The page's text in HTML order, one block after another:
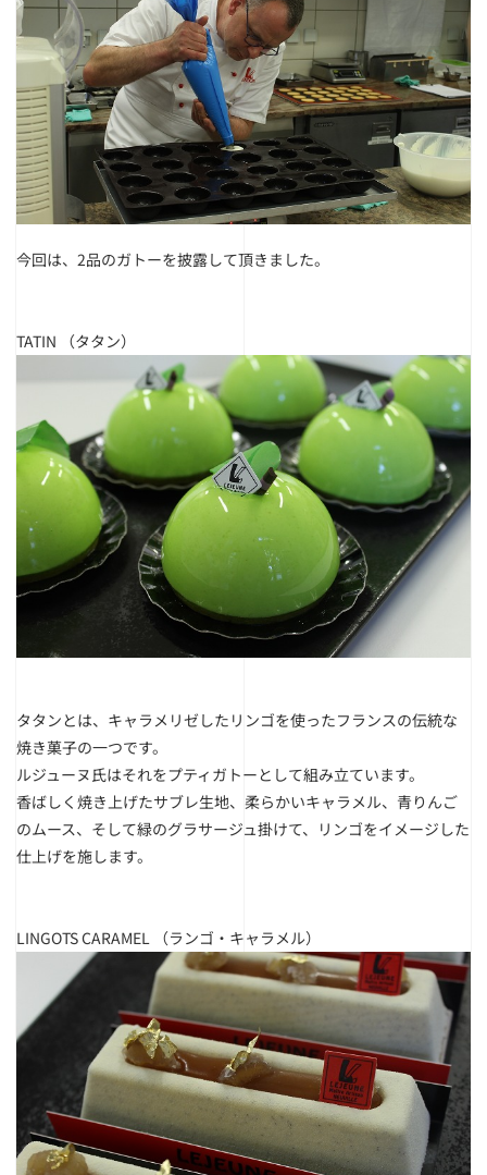
今回は、2品のガトーを披露して頂きました。
TATIN （タタン）
タタンとは、キャラメリゼしたリンゴを使ったフランスの伝統な
焼き菓子の一つです。
ルジューヌ氏はそれをプティガトーとして組み立ています。
香ばしく焼き上げたサブレ生地、柔らかいキャラメル、青りんご
のムース、そして緑のグラサージュ掛けて、リンゴをイメージした
仕上げを施します。
LINGOTS CARAMEL （ランゴ・キャラメル）